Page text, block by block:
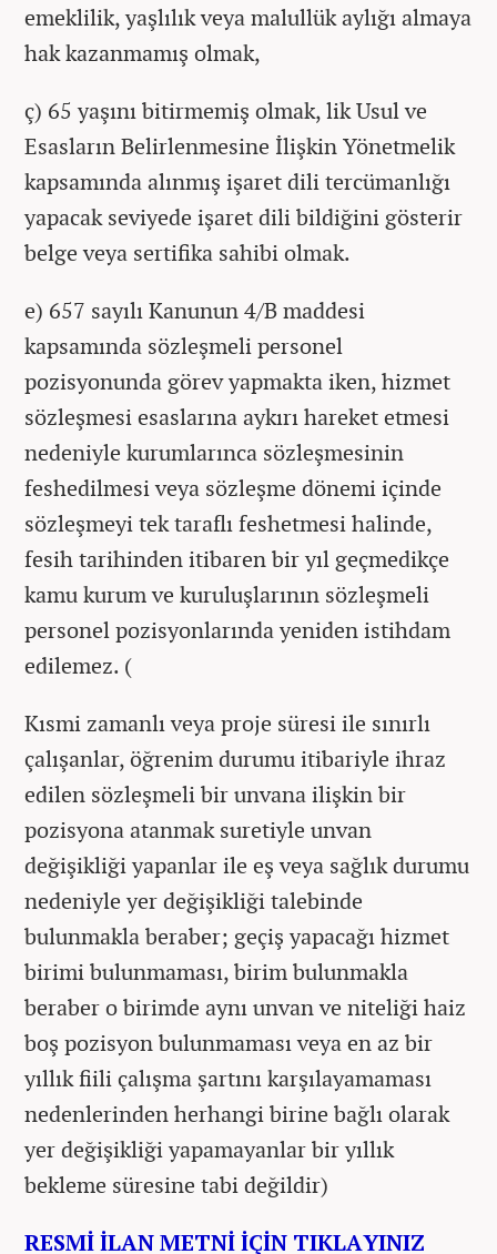
emeklilik, yaşlılık veya malullük aylığı almaya
hak kazanmamış olmak,
ç) 65 yaşını bitirmemiş olmak, lik Usul ve
Esasların Belirlenmesine İlişkin Yönetmelik
kapsamında alınmış işaret dili tercümanlığı
yapacak seviyede işaret dili bildiğini gösterir
belge veya sertifika sahibi olmak.
e) 657 sayılı Kanunun 4/B maddesi
kapsamında sözleşmeli personel
pozisyonunda görev yapmakta iken, hizmet
sözleşmesi esaslarına aykırı hareket etmesi
nedeniyle kurumlarınca sözleşmesinin
feshedilmesi veya sözleşme dönemi içinde
sözleşmeyi tek taraflı feshetmesi halinde,
fesih tarihinden itibaren bir yıl geçmedikçe
kamu kurum ve kuruluşlarının sözleşmeli
personel pozisyonlarında yeniden istihdam
edilemez. (
Kısmi zamanlı veya proje süresi ile sınırlı
çalışanlar, öğrenim durumu itibariyle ihraz
edilen sözleşmeli bir unvana ilişkin bir
pozisyona atanmak suretiyle unvan
değişikliği yapanlar ile eş veya sağlık durumu
nedeniyle yer değişikliği talebinde
bulunmakla beraber; geçiş yapacağı hizmet
birimi bulunmaması, birim bulunmakla
beraber o birimde aynı unvan ve niteliği haiz
boş pozisyon bulunmaması veya en az bir
yıllık fiili çalışma şartını karşılayamaması
nedenlerinden herhangi birine bağlı olarak
yer değişikliği yapamayanlar bir yıllık
bekleme süresine tabi değildir)
RESMİ İLAN METNİ İÇİN TIKLAYINIZ